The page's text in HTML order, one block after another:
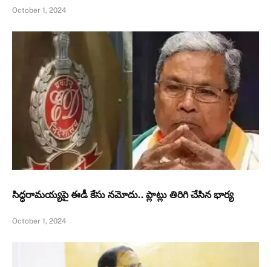
October 1, 2024
సిద్ధరామయ్యపై ఈడీ కేసు నమోదు.. ప్లాట్లు తిరిగి చేసిన భార్య
October 1, 2024